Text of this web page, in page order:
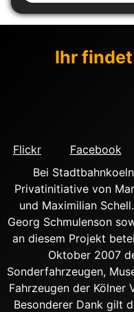
Ihr
Flickr Facebook
Bei
Privatinitiative von
und Maximilian
Georg Schmulenson
an diesem Projekt
Oktober 2007
Sonderfahrzeugen,
Fahrzeugen der Kölner
Besonderer Dank gilt